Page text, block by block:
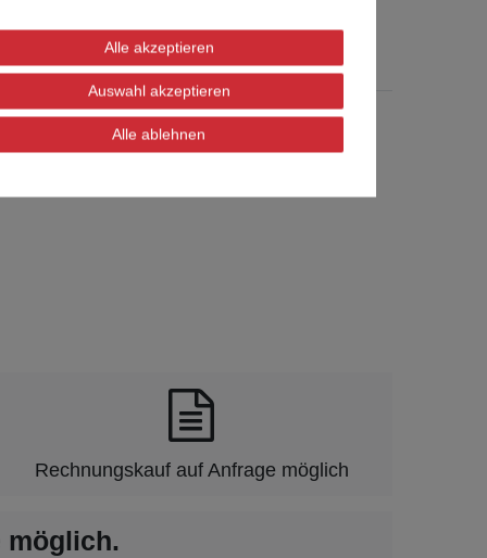
Rechnungskauf auf Anfrage möglich
möglich.
Alle akzeptieren
Auswahl akzeptieren
Alle ablehnen